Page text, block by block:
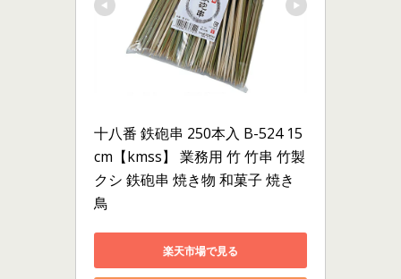
十八番 鉄砲串 250本入 B-524 15
cm【kmss】 業務用 竹 竹串 竹製
クシ 鉄砲串 焼き物 和菓子 焼き
鳥
楽天市場で見る